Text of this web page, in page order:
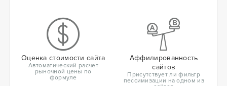
Оценка стоимости сайта
Автоматический расчет
рыночной цены по
формуле
Аффилированность
сайтов
Присутствует ли фильтр
пессимизации на одном из